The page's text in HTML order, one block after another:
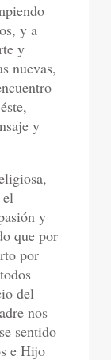
y a
y
nuevas,
y
y
que por
por
del
nos
sentido
e Hijo